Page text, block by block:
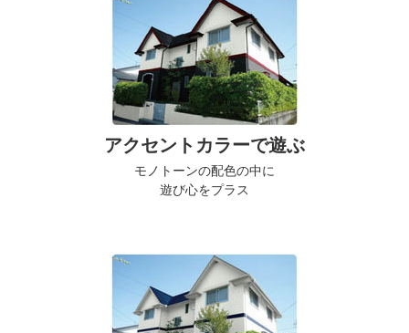
アクセントカラーで遊ぶ
モノトーンの配色の中に
遊び心をプラス